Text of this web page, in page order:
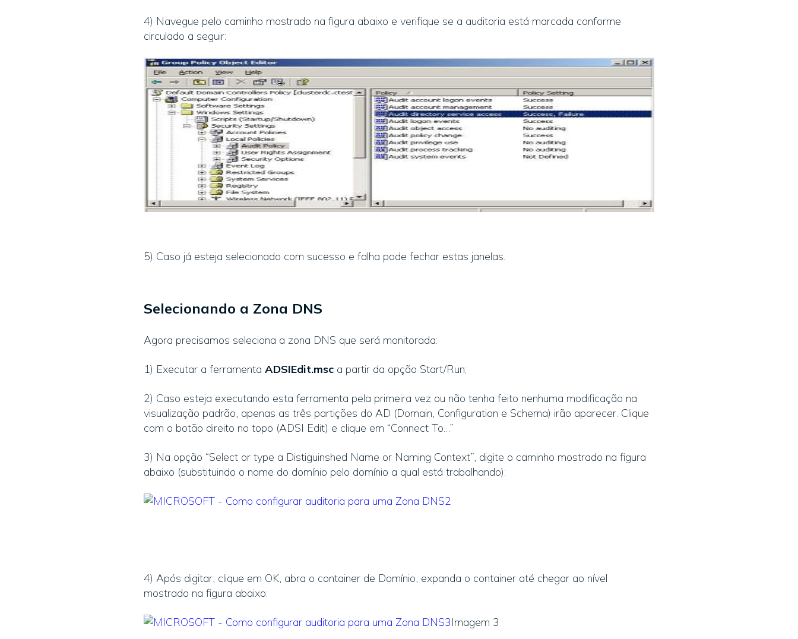
4) Navegue pelo caminho mostrado na figura abaixo e verifique se a auditoria está marcada conforme
circulado a seguir:
5) Caso já esteja selecionado com sucesso e falha pode fechar estas janelas.
Selecionando a Zona DNS
Agora precisamos seleciona a zona DNS que será monitorada:
1) Executar a ferramenta ADSIEdit.msc a partir da opção Start/Run;
2) Caso esteja executando esta ferramenta pela primeira vez ou não tenha feito nenhuma modificação na
visualização padrão, apenas as três partições do AD (Domain, Configuration e Schema) irão aparecer. Clique
com o botão direito no topo (ADSI Edit) e clique em “Connect To…”
3) Na opção “Select or type a Distiguinshed Name or Naming Context”, digite o caminho mostrado na figura
abaixo (substituindo o nome do domínio pelo domínio a qual está trabalhando):
4) Após digitar, clique em OK, abra o container de Domínio, expanda o container até chegar ao nível
mostrado na figura abaixo:
Imagem 3